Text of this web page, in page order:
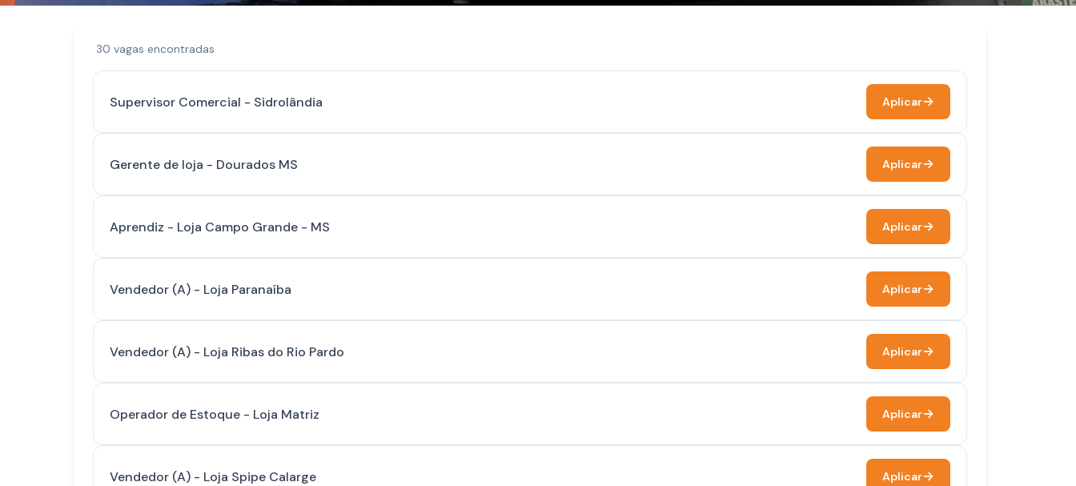
30 vagas encontradas
Supervisor Comercial - Sidrolândia Aplicar
Gerente de loja - Dourados MS Aplicar
Aprendiz - Loja Campo Grande - MS Aplicar
Vendedor (A) - Loja Paranaíba Aplicar
Vendedor (A) - Loja Ribas do Rio Pardo Aplicar
Operador de Estoque - Loja Matriz Aplicar
Vendedor (A) - Loja Spipe Calarge Aplicar